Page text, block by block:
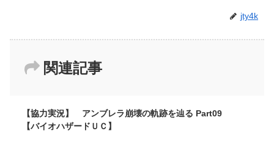
jty4k
関連記事
【協力実況】 アンブレラ崩壊の軌跡を辿る Part09
【バイオハザードＵＣ】